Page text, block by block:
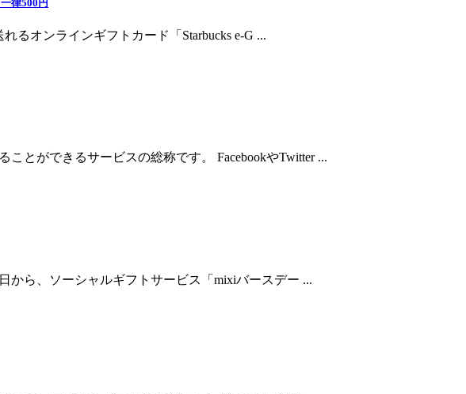
律500円
るオンラインギフトカード「Starbucks e-G ...
とができるサービスの総称です。 FacebookやTwitter ...
から、ソーシャルギフトサービス「mixiバースデー ...